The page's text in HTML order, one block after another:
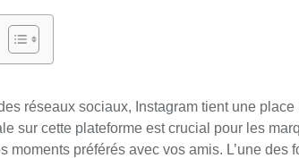
réseaux sociaux, Instagram tient une
sur cette plateforme est crucial pour les
moments préférés avec vos amis. L’une des